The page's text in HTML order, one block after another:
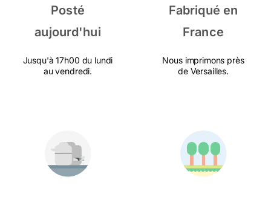
Posté
aujourd'hui
Jusqu'à 17h00 du lundi
au vendredi.
Fabriqué en
France
Nous imprimons près
de Versailles.